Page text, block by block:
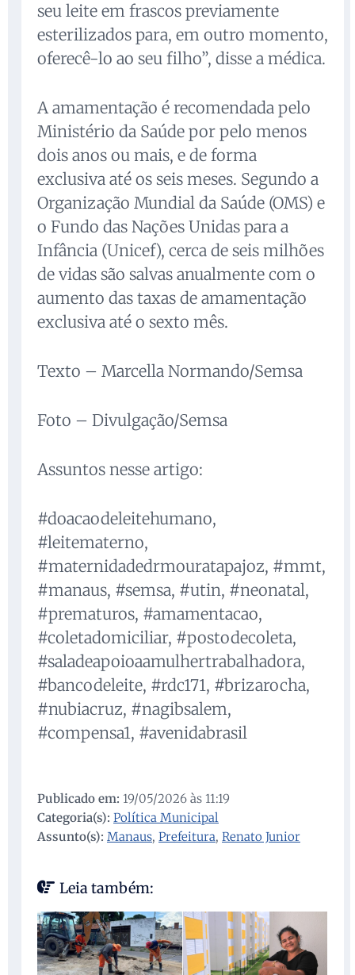
seu leite em frascos previamente
esterilizados para, em outro momento,
oferecê-lo ao seu filho”, disse a médica.
A amamentação é recomendada pelo
Ministério da Saúde por pelo menos
dois anos ou mais, e de forma
exclusiva até os seis meses. Segundo a
Organização Mundial da Saúde (OMS) e
o Fundo das Nações Unidas para a
Infância (Unicef), cerca de seis milhões
de vidas são salvas anualmente com o
aumento das taxas de amamentação
exclusiva até o sexto mês.
Texto – Marcella Normando/Semsa
Foto – Divulgação/Semsa
Assuntos nesse artigo:
#doacaodeleitehumano,
#leitematerno,
#maternidadedrmouratapajoz, #mmt,
#manaus, #semsa, #utin, #neonatal,
#prematuros, #amamentacao,
#coletadomiciliar, #postodecoleta,
#saladeapoioaamulhertrabalhadora,
#bancodeleite, #rdc171, #brizarocha,
#nubiacruz, #nagibsalem,
#compensa1, #avenidabrasil
Publicado em: 19/05/2026 às 11:19
Categoria(s): Política Municipal
Assunto(s): Manaus, Prefeitura, Renato Junior
Leia também: